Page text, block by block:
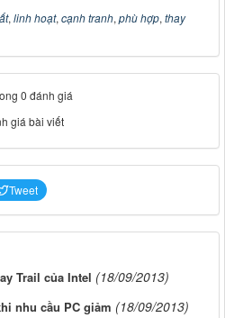
, linh hoạt, cạnh tranh, phù hợp, thay
0 đánh giá
giá bài viết
Tweet
Trail của Intel (18/09/2013)
nhu cầu PC giảm (18/09/2013)